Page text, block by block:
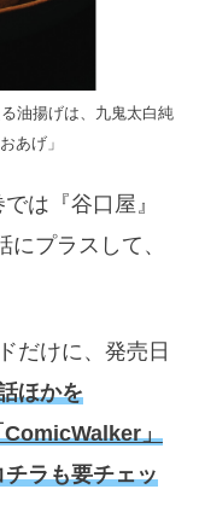
油揚げは、九鬼太白純
あげ」
は『谷口屋』
プラスして、
だけに、発売日
ほかを
ComicWalker」
ラも要チェッ